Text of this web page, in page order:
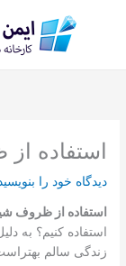
استفاده
دیدگاه‌ خود را بنویسید
استفاده از ظروف
استفاده کنیم؟ به
زندگی سالم